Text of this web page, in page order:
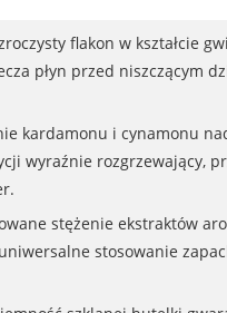
flakon w kształcie
płyn przed niszczącym
kardamonu i cynamonu
wyraźnie rozgrzewający,
stężenie ekstraktów
stosowanie